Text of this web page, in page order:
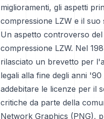
miglioramenti, gli aspetti
compressione LZW e il
Un aspetto controverso
compressione LZW. Nel
rilasciato un brevetto per
legali alla fine degli anni
addebitare le licenze per il
critiche da parte della
Network Graphics (PNG),